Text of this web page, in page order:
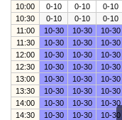
10:00
0-10 0-10 0-10
10:30
0-10 0-10 0-10
11:00
10-30 10-30 10-30
11:30
10-30 10-30 10-30
12:00
10-30 10-30 10-30
12:30
10-30 10-30 10-30
13:00
10-30 10-30 10-30
13:30
10-30 10-30 10-30
14:00
10-30 10-30 10-30
14:30
10-30 10-30 10-30